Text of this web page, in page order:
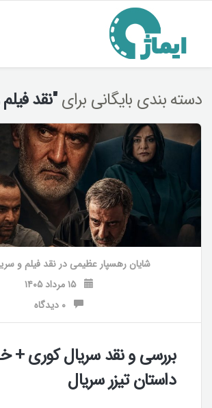
دسته بندی بایگانی برای"نقد
شایان رهسپار عظیمی در نقد فیلم و
۱۵ مرداد ۱۴۰۵
بررسی و نقد سریال کوری +
داستان تیزر سریال